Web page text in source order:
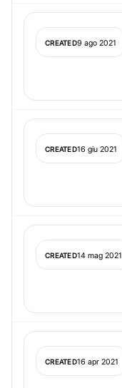
CREATED9 ago 2021
CREATED16 giu 2021
CREATED14 mag 2021
CREATED16 apr 2021